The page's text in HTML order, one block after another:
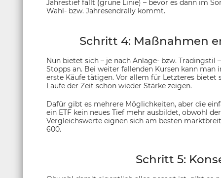
Jahrestief fällt (grüne Linie) – bevor es dann im
Wahl- bzw. Jahresendrally kommt.
Schritt 4: Maßnahmen
Nun bietet sich – je nach Anlage- bzw. Tradingstil
Stopps an. Bei weiter fallenden Kursen kann
erste Käufe tätigen. Vor allem für Letzteres bietet
Laufe der Zeit schon wieder Stärke zeigen.
Dafür gibt es mehrere Möglichkeiten, aber die
ein ETF kein neues Tief mehr ausbildet, obwohl
Vergleichswerte eignen sich am besten
600.
Schritt 5: